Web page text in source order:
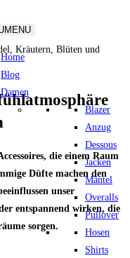
MENU
Home
Blog
Damen
Blazer
Anzug
Dessous
Jacken
Mäntel
Overalls
Pullover
Hosen
Shirts
die einem Raum
Düfte machen den
unser
entspannend wirken, die
sorgen.